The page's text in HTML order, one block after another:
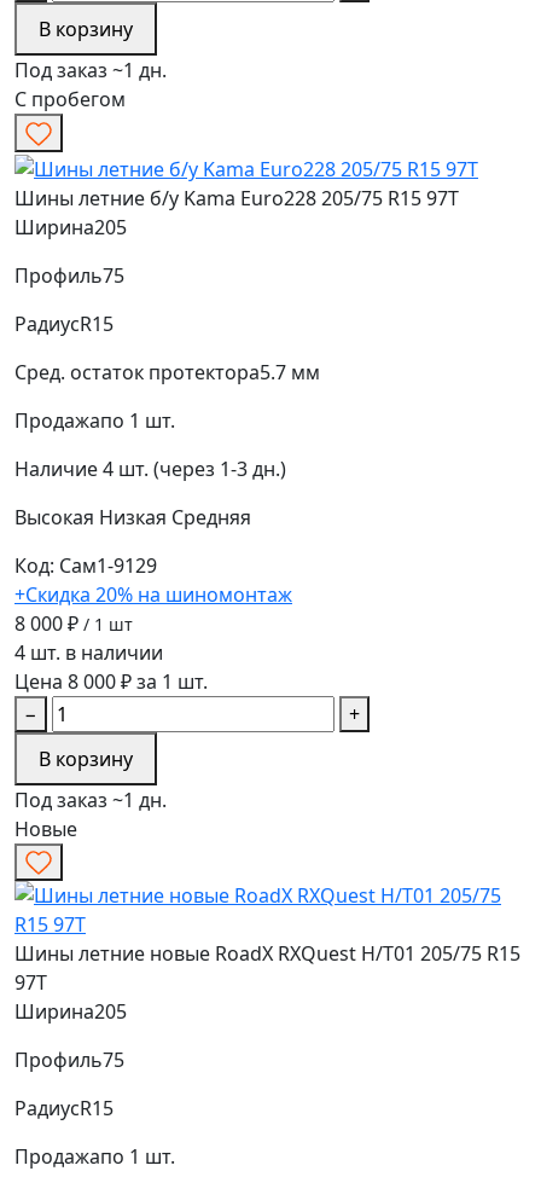
В корзину
Под заказ ~1 дн.
С пробегом
Шины летние б/у Kama Euro228 205/75 R15 97T
Ширина205
Профиль75
РадиусR15
Сред. остаток протектора5.7 мм
Продажапо 1 шт.
Наличие4 шт. (через 1-3 дн.)
Высокая Низкая Средняя
Код: Сам1-9129
+Скидка 20% на шиномонтаж
8 000 ₽ / 1 шт
4 шт. в наличии
Цена 8 000 ₽ за 1 шт.
−
+
В корзину
Под заказ ~1 дн.
Новые
Шины летние новые RoadX RXQuest H/T01 205/75 R15
97T
Ширина205
Профиль75
РадиусR15
Продажапо 1 шт.